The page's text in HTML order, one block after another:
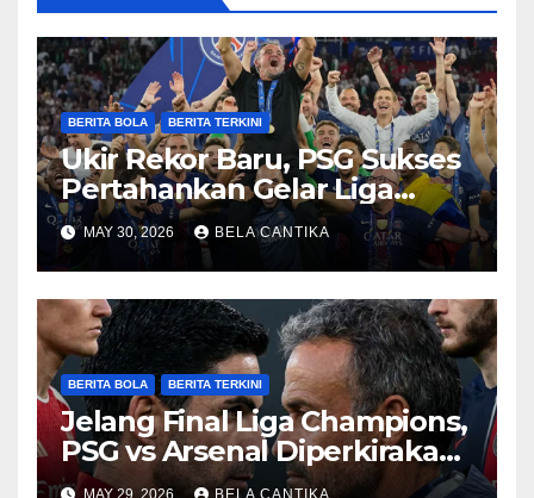
BERITA BOLA BERITA TERKINI
Ukir Rekor Baru, PSG Sukses
Pertahankan Gelar Liga
Champions
MAY 30, 2026 BELA CANTIKA
BERITA BOLA BERITA TERKINI
Jelang Final Liga Champions,
PSG vs Arsenal Diperkirakan
Sengit
MAY 29, 2026 BELA CANTIKA